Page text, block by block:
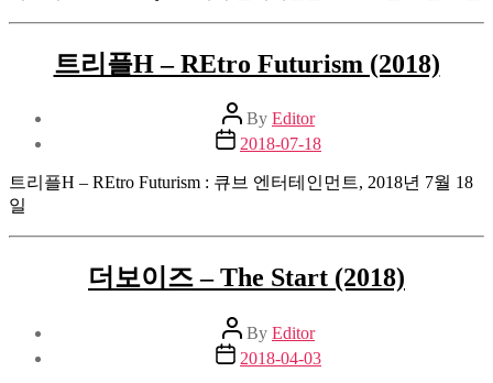
트리플H – REtro Futurism (2018)
Post
author
By Editor
Post
date
2018-07-18
트리플H – REtro Futurism : 큐브 엔터테인먼트, 2018년 7월 18
일
더보이즈 – The Start (2018)
Post
author
By Editor
Post
date
2018-04-03